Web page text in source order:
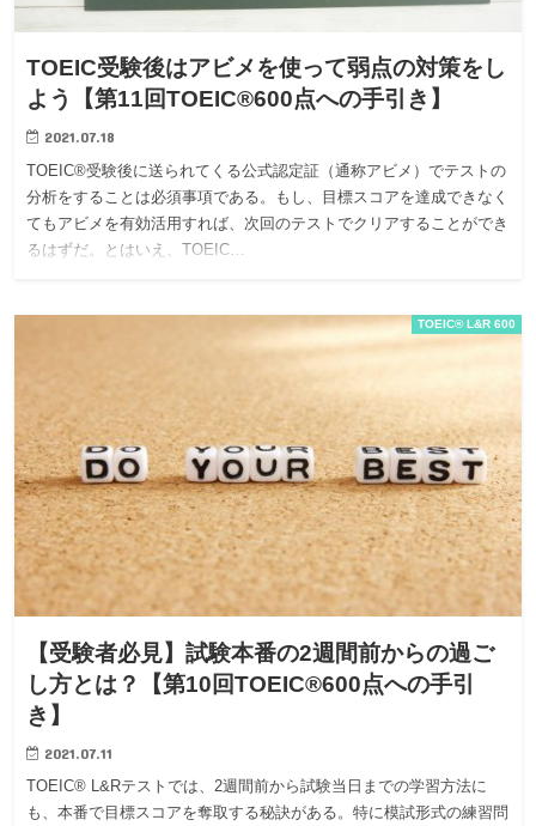
TOEIC受験後はアビメを使って弱点の対策をし
よう【第11回TOEIC®600点への手引き】
2021.07.18
TOEIC®受験後に送られてくる公式認定証（通称アビメ）でテストの
分析をすることは必須事項である。もし、目標スコアを達成できなく
てもアビメを有効活用すれば、次回のテストでクリアすることができ
るはずだ。とはいえ、TOEIC…
TOEIC® L&R 600
【受験者必見】試験本番の2週間前からの過ご
し方とは？【第10回TOEIC®600点への手引
き】
2021.07.11
TOEIC® L&Rテストでは、2週間前から試験当日までの学習方法に
も、本番で目標スコアを奪取する秘訣がある。特に模試形式の練習問